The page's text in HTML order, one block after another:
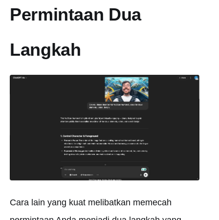
Permintaan Dua
Langkah
Cara lain yang kuat melibatkan memecah